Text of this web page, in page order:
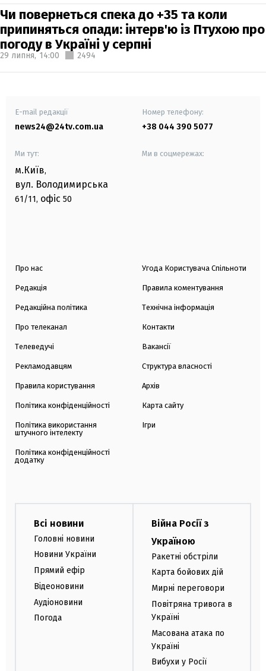
Чи повернеться спека до +35 та коли
припиняться опади: інтерв'ю із Птухою про
погоду в Україні у серпні
29 липня, 14:00 2494
E-mail редакції
news24@24tv.com.ua
Номер телефону:
+38 044 390 5077
Ми тут:
м.Київ,
вул. Володимирська
61/11, офіс 50
Ми в соцмережах:
Про нас
Редакція
Редакційна політика
Про телеканал
Телеведучі
Рекламодавцям
Правила користування
Політика конфіденційності
Політика використання
штучного інтелекту
Політика конфіденційності
додатку
Угода Користувача Спільноти
Правила коментування
Технічна інформація
Контакти
Вакансії
Структура власності
Архів
Карта сайту
Ігри
Всі новини
Головні новини
Новини України
Прямий ефір
Відеоновини
Аудіоновини
Погода
Війна Росії з
Україною
Ракетні обстріли
Карта бойових дій
Мирні переговори
Повітряна тривога в
Україні
Масована атака по
Україні
Вибухи у Росії